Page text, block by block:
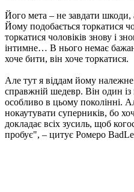
Його мета – не завдати шкоди,
Йому подобається торкатися
торкатися чоловіків знову і
інтимне… В нього немає
хоче бити, він хоче торкатися.
Але тут я віддам йому
справжній шедевр. Він один
особливо в цьому поколінні.
нокаутувати суперників, бо
докладає всіх зусиль, щоб
пробує", – цитує Ромеро